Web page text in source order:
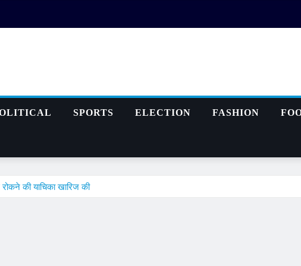
SPORTS ELECTION FASHION
की याचिका खारिज की